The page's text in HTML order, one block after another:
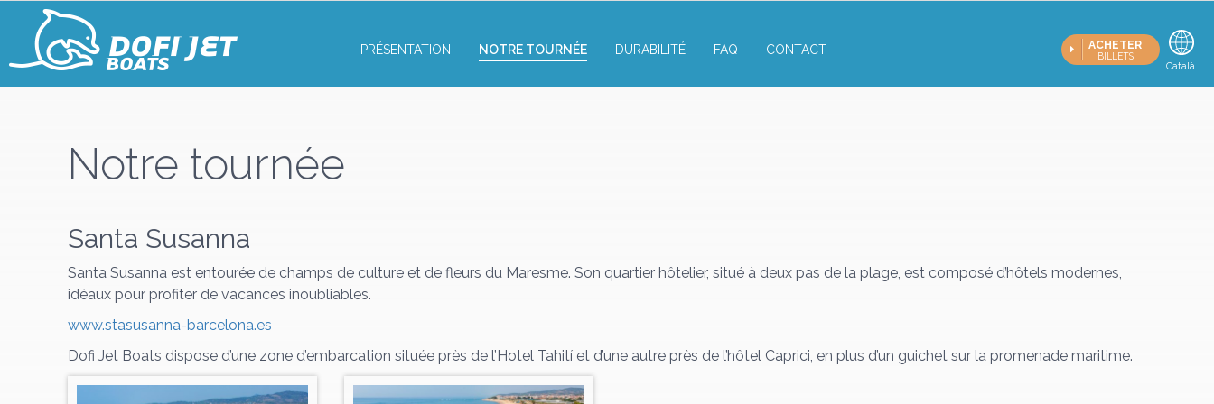
ACHETER
BILLETS
Française Català
PRÉSENTATION NOTRE TOURNÉE DURABILITÉ FAQ CONTACT
Notre tournée
Santa Susanna
Santa Susanna est entourée de champs de culture et de fleurs du Maresme. Son quartier hôtelier, situé à deux pas de la plage, est composé d’hôtels modernes,
idéaux pour profiter de vacances inoubliables.
www.stasusanna-barcelona.es
Dofi Jet Boats dispose d’une zone d’embarcation située près de l’Hotel Tahití et d’une autre près de l’hôtel Caprici, en plus d’un guichet sur la promenade maritime.